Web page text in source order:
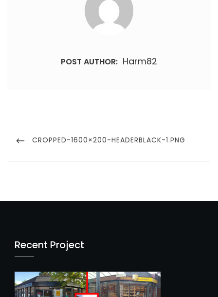
POST AUTHOR: Harm82
navigatie
PREVIOUS
CROPPED-1600×200-HEADERBLACK-1.PNG
Recent Project